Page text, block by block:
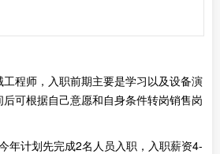
程师，入职前期主要是学习以及设备演
可根据自己意愿和自身条件转岗销售岗
年计划先完成2名人员入职，入职薪资4-